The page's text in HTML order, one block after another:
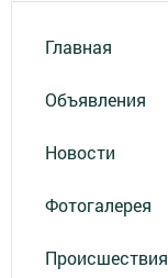
Главная
Объявления
Новости
Фотогалерея
Происшествия